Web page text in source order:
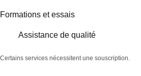
Formations et essais
Assistance de qualité
Certains services nécessitent une souscription.